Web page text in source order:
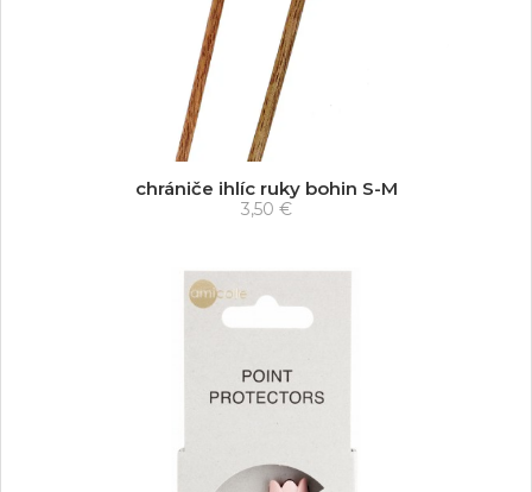
chrániče ihlíc ruky bohin S-M
3,50 €